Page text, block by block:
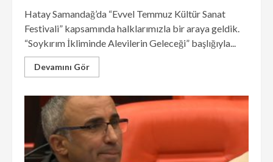
Hatay Samandağ’da “Evvel Temmuz Kültür Sanat
Festivali” kapsamında halklarımızla bir araya geldik.
“Soykırım İkliminde Alevilerin Geleceği” başlığıyla...
Devamını Gör